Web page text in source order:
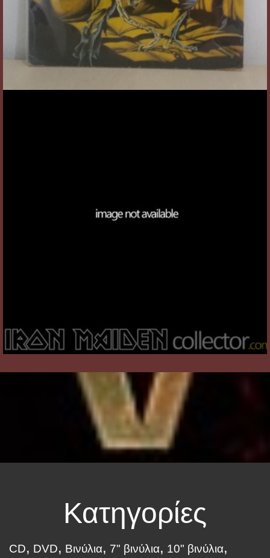
Κατηγορίες
CD DVD Βινύλια 7" βινύλια
10" βινύλια